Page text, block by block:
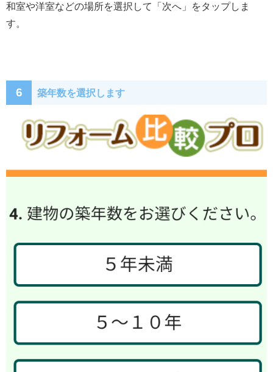
和室や洋室などの場所を選択して「次へ」をタップしま
す。
6 築年数を選択します